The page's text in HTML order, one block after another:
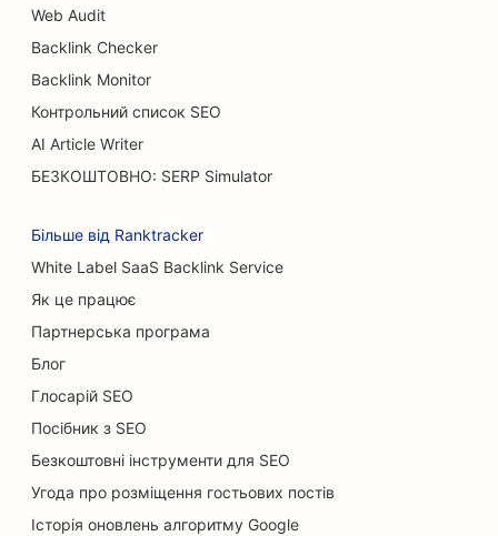
SEO для опікових хірургів
SEO для кафе
SEO для кондитерських
SEO для автомийок
SEO для хіропрактиків
SEO для котячих кафе
Web Audit
Backlink Checker
Backlink Monitor
Контрольний список SEO
AI Article Writer
БЕЗКОШТОВНО: SERP Simulator
Більше від Ranktracker
White Label SaaS Backlink Service
Як це працює
Партнерська програма
Блог
Глосарій SEO
Посібник з SEO
Безкоштовні інструменти для SEO
Угода про розміщення гостьових постів
Історія оновлень алгоритму Google